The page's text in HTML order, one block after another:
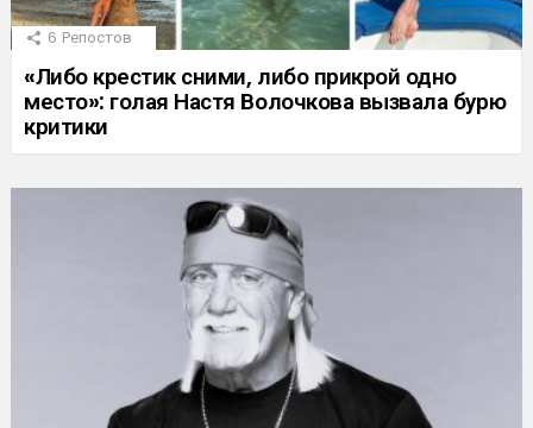
6 Репостов
«Либо крестик сними, либо прикрой одно
место»: голая Настя Волочкова вызвала бурю
критики